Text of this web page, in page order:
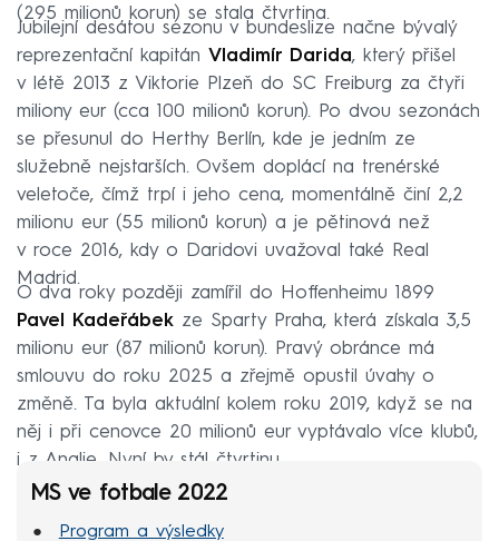
(295 milionů korun) se stala čtvrtina.
Jubilejní desátou sezonu v bundeslize načne bývalý
reprezentační kapitán Vladimír Darida, který přišel
v létě 2013 z Viktorie Plzeň do SC Freiburg za čtyři
miliony eur (cca 100 milionů korun). Po dvou sezonách
se přesunul do Herthy Berlín, kde je jedním ze
služebně nejstarších. Ovšem doplácí na trenérské
veletoče, čímž trpí i jeho cena, momentálně činí 2,2
milionu eur (55 milionů korun) a je pětinová než
v roce 2016, kdy o Daridovi uvažoval také Real
Madrid.
O dva roky později zamířil do Hoffenheimu 1899
Pavel Kadeřábek ze Sparty Praha, která získala 3,5
milionu eur (87 milionů korun). Pravý obránce má
smlouvu do roku 2025 a zřejmě opustil úvahy o
změně. Ta byla aktuální kolem roku 2019, když se na
něj i při cenovce 20 milionů eur vyptávalo více klubů,
i z Anglie. Nyní by stál čtvrtinu.
MS ve fotbale 2022
Program a výsledky